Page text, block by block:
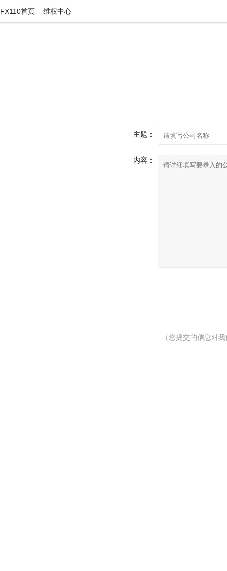
FX110首页 维权中心
主题：
内容：
（您提交的信息对